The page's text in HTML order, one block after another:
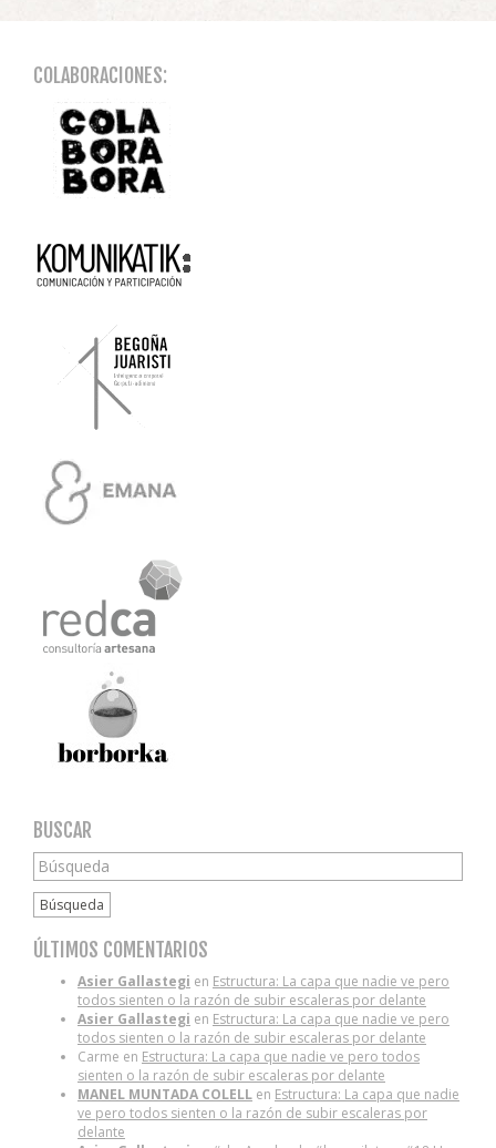
COLABORACIONES:
BUSCAR
Búsqueda
ÚLTIMOS COMENTARIOS
Asier Gallastegi en Estructura: La capa que nadie ve pero
todos sienten o la razón de subir escaleras por delante
Asier Gallastegi en Estructura: La capa que nadie ve pero
todos sienten o la razón de subir escaleras por delante
Carme en Estructura: La capa que nadie ve pero todos
sienten o la razón de subir escaleras por delante
MANEL MUNTADA COLELL en Estructura: La capa que nadie
ve pero todos sienten o la razón de subir escaleras por
delante